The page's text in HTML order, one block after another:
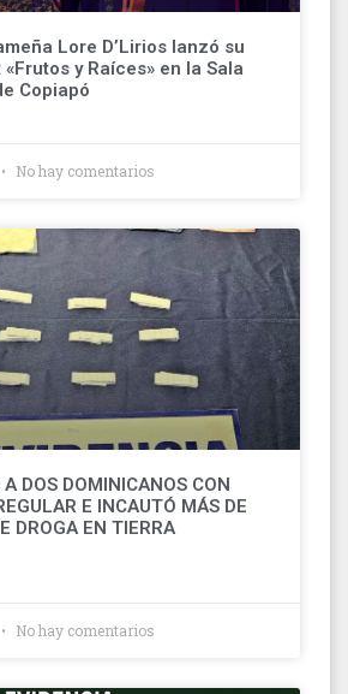
Lore D’Lirios lanzó su
y Raíces» en la Sala
Copiapó
No hay comentarios
DOS DOMINICANOS CON
E INCAUTÓ MÁS DE
DROGA EN TIERRA
No hay comentarios